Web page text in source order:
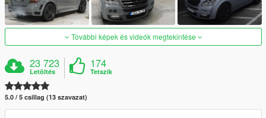
További képek és videók megtekintése
23 723
Letöltés
174
Tetszik
5.0 / 5 csillag (13 szavazat)